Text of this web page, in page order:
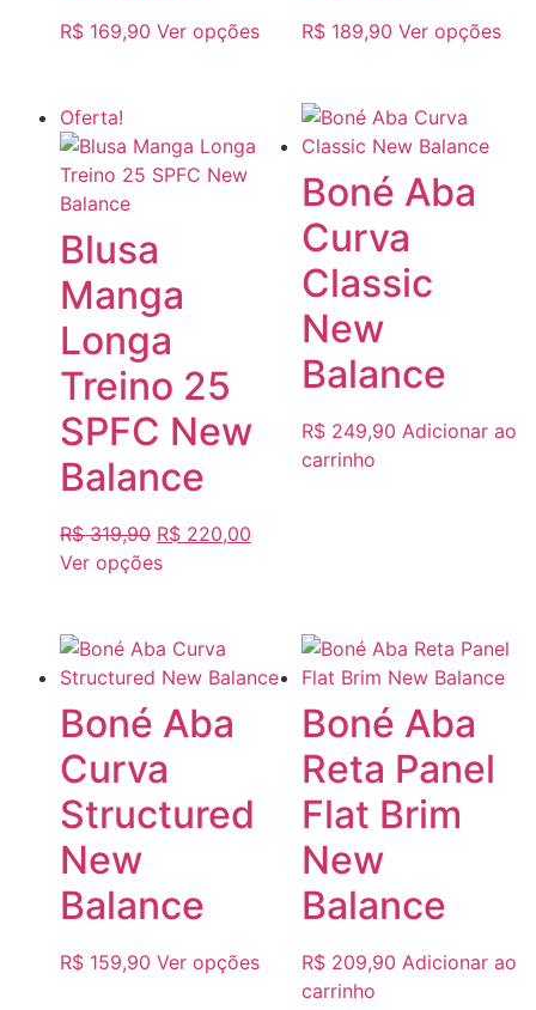
R$ 169,90 Ver opções R$189,90 Ver opções
Oferta!
Blusa
Manga
Longa
Treino 25
SPFC New
Balance
R$319,90 R$ 220,00
Ver opções
Boné Aba
Curva
Classic
New
Balance
R$249,90 Adicionar ao
carrinho
Boné Aba
Curva
Structured
New
Balance
R$ 159,90 Ver opções
Boné Aba
Reta Panel
Flat Brim
New
Balance
R$209,90 Adicionar ao
carrinho